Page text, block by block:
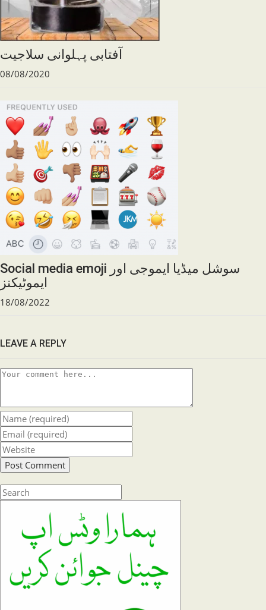
آفتابی پہلوانی سلاجیت
08/08/2020
Social media emoji سوشل میڈیا ایموجی اور
ایموٹیکنز
18/08/2022
LEAVE A REPLY
Comment
Enter
your
name
or
username
to
comment
Enter
your
email
address
to
comment
Enter
your
website
URL
to
close
search
panel.